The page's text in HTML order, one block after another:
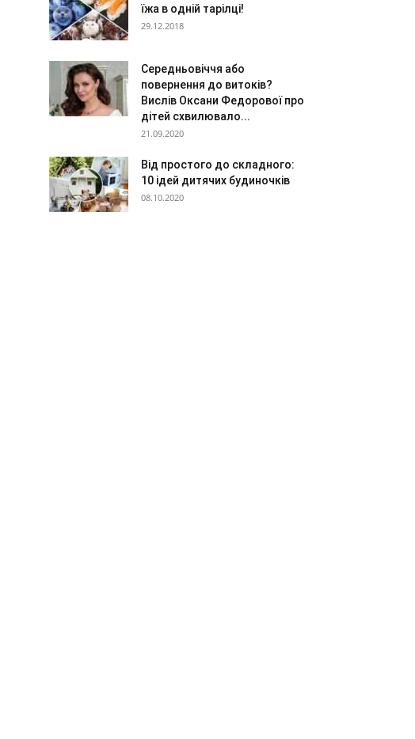
їжа в одній тарілці!
29.12.2018
Середньовіччя або
повернення до витоків?
Вислів Оксани Федорової про
дітей схвилювало...
21.09.2020
Від простого до складного:
10 ідей дитячих будиночків
08.10.2020